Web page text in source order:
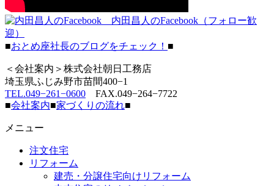
内田昌人のFacebook（フォロー歓
迎）
■おとめ座社長のブログをチェック！ ■
＜会社案内＞株式会社朝日工務店
埼玉県ふじみ野市苗間400−1
TEL.049−261−0600 FAX.049−264−7722
■会社案内■家づくりの流れ■
メニュー
注文住宅
リフォーム
建売・分譲住宅向けリフォーム